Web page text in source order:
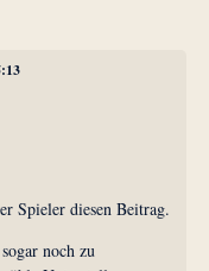
Spieler diesen Beitrag.
noch zu